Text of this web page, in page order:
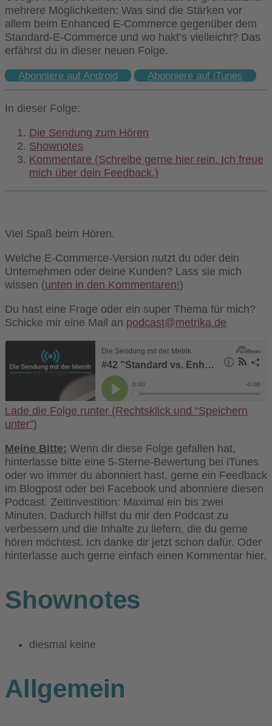
mehrere Möglichkeiten: Was sind die Stärken vor
allem beim Enhanced E-Commerce gegenüber dem
Standard-E-Commerce und wo hakt’s vielleicht? Das
erfährst du in dieser neuen Folge.
Abonniere auf Android Abonniere auf iTunes
In dieser Folge:
Die Sendung zum Hören
Shownotes
Kommentare (Schreibe gerne hier rein. Ich freue
mich über dein Feedback.)
Viel Spaß beim Hören.
Welche E-Commerce-Version nutzt du oder dein
Unternehmen oder deine Kunden? Lass sie mich
wissen (unten in den Kommentaren!)
Du hast eine Frage oder ein super Thema für mich?
Schicke mir eine Mail an podcast@metrika.de
Lade die Folge runter (Rechtsklick und “Speichern
unter”)
Meine Bitte: Wenn dir diese Folge gefallen hat,
hinterlasse bitte eine 5-Sterne-Bewertung bei iTunes
oder wo immer du abonniert hast, gerne ein Feedback
im Blogpost oder bei Facebook und abonniere diesen
Podcast. Zeitinvestition: Maximal ein bis zwei
Minuten. Dadurch hilfst du mir den Podcast zu
verbessern und die Inhalte zu liefern, die du gerne
hören möchtest. Ich danke dir jetzt schon dafür. Oder
hinterlasse auch gerne einfach einen Kommentar hier.
Shownotes
diesmal keine
Allgemein